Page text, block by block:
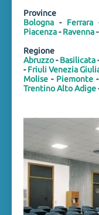
Province
Bologna - Ferrara
Piacenza-Ravenna-
Regione
Abruzzo-Basilicata
-Friuli Venezia
Molise - Piemonte-
Trentino Alto Adige